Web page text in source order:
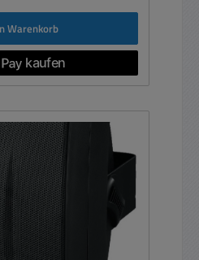
Warenkorb